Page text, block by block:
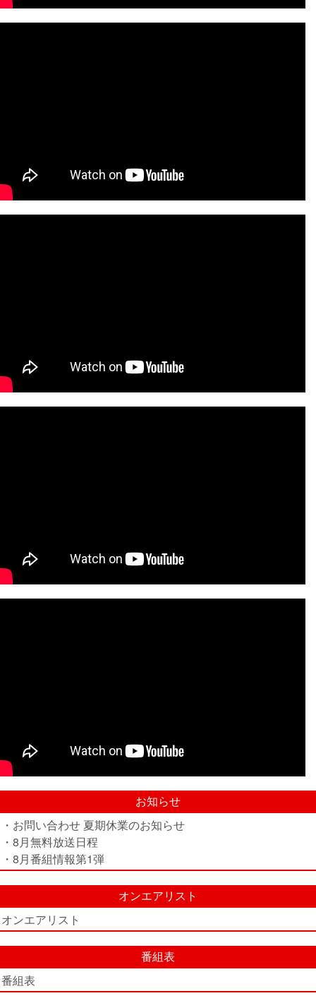
お知らせ
・お問い合わせ 夏期休業のお知らせ
・8月無料放送日程
・8月番組情報第1弾
オンエアリスト
オンエアリスト
番組表
番組表